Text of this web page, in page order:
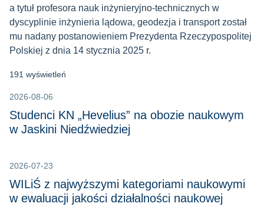
a tytuł profesora nauk inżynieryjno-technicznych w
dyscyplinie inżynieria lądowa, geodezja i transport został
mu nadany postanowieniem Prezydenta Rzeczypospolitej
Polskiej z dnia 14 stycznia 2025 r.
191 wyświetleń
2026-08-06
Studenci KN „Hevelius” na obozie naukowym
w Jaskini Niedźwiedziej
2026-07-23
WILiŚ z najwyższymi kategoriami naukowymi
w ewaluacji jakości działalności naukowej